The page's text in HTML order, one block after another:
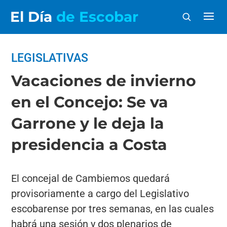
El Día de Escobar
LEGISLATIVAS
Vacaciones de invierno
en el Concejo: Se va
Garrone y le deja la
presidencia a Costa
El concejal de Cambiemos quedará
provisoriamente a cargo del Legislativo
escobarense por tres semanas, en las cuales
habrá una sesión y dos plenarios de